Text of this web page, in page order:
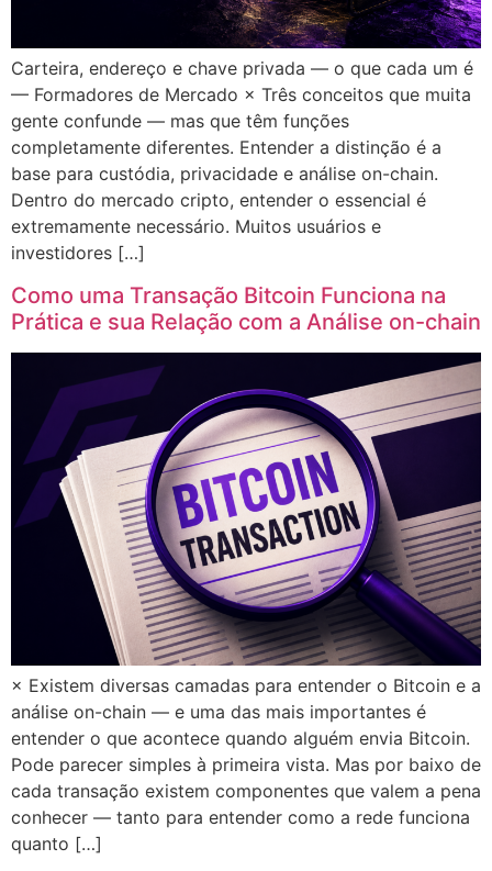
Carteira, endereço e chave privada — o que cada um é
— Formadores de Mercado × Três conceitos que muita
gente confunde — mas que têm funções
completamente diferentes. Entender a distinção é a
base para custódia, privacidade e análise on-chain.
Dentro do mercado cripto, entender o essencial é
extremamente necessário. Muitos usuários e
investidores […]
Como uma Transação Bitcoin Funciona na
Prática e sua Relação com a Análise on-chain
× Existem diversas camadas para entender o Bitcoin e a
análise on-chain — e uma das mais importantes é
entender o que acontece quando alguém envia Bitcoin.
Pode parecer simples à primeira vista. Mas por baixo de
cada transação existem componentes que valem a pena
conhecer — tanto para entender como a rede funciona
quanto […]